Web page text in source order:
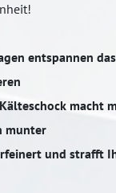
entspannen
macht
munter
und strafft